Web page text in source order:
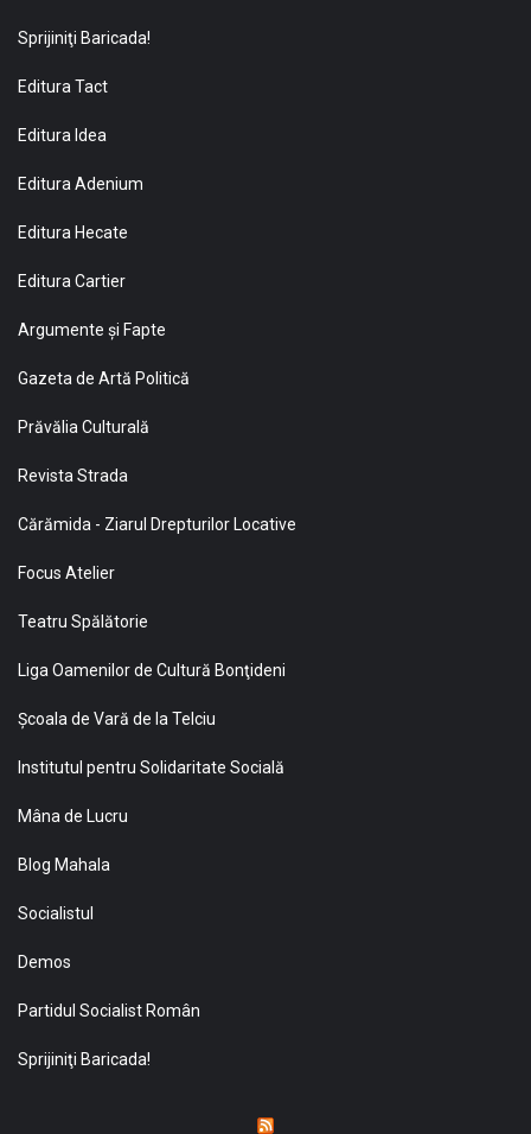
Sprijiniţi Baricada!
Editura Tact
Editura Idea
Editura Adenium
Editura Hecate
Editura Cartier
Argumente și Fapte
Gazeta de Artă Politică
Prăvălia Culturală
Revista Strada
Cărămida - Ziarul Drepturilor Locative
Focus Atelier
Teatru Spălătorie
Liga Oamenilor de Cultură Bonţideni
Şcoala de Vară de la Telciu
Institutul pentru Solidaritate Socială
Mâna de Lucru
Blog Mahala
Socialistul
Demos
Partidul Socialist Român
Sprijiniţi Baricada!